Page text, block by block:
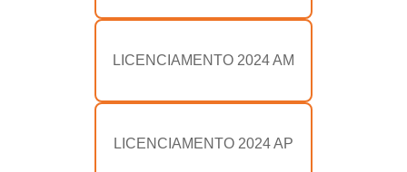
LICENCIAMENTO 2024 AM
LICENCIAMENTO 2024 AP